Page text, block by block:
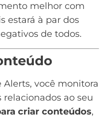
melhor com
estará à par dos
de todos.
Alerts, você monitora
ao seu
criar conteúdos,